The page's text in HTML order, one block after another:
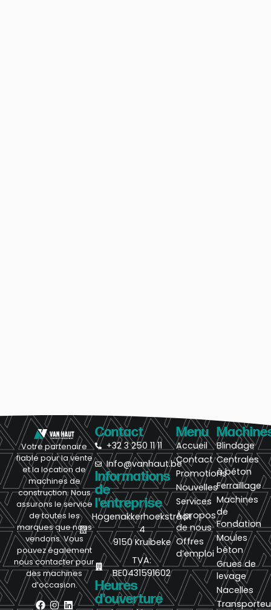
Votre partenaire
fiable pour la vente
et la location de
machines de
construction. Nous
assurons le service
de toutes les
marques que nous
vendons. Vous
pouvez également
nous contacter pour
des machines
d’occasion.
Contact
+32 3 250 11 11
Info@vanhaut.be
Informations
de
l'entreprise
Hogenakkerhoekstraat
4
9150 Kruibeke
TVA:
BE0431591602
Heures
d'ouverture
Menu
Accueil
Contact
Promotions
Nouvelles
Services
À propos
de nous
Offres
d’emploi
Blindage
Centrales
à béton
Ferraillage
Machines
de
Fondation
Moules
béton
Grues de
levage
Nacelles